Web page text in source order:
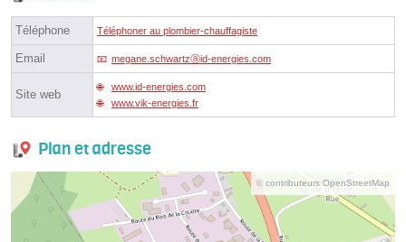
Téléphone Téléphoner au plombier-chauffagiste
Email megane.schwartzⓐid-energies.com
Site web
www.id-energies.com
www.vik-energies.fr
Plan et adresse
© contributeurs OpenStreetMap